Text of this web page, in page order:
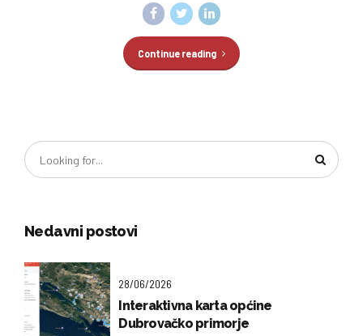
Continue reading
Nedavni postovi
28/06/2026
Interaktivna karta općine
Dubrovačko primorje